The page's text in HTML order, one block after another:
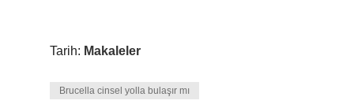
Tarih: Makaleler
Brucella cinsel yolla bulaşır mı